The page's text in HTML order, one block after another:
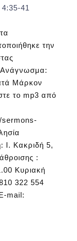
41
την
Ανάγνωσμα:
Μάρκον
το mp3 από
Ι. Κακριδή 5,
:
Κυριακή
322 554
mail: